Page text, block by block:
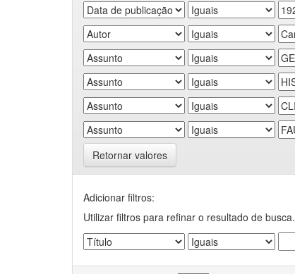
Retornar valores
Adicionar filtros:
Utilizar filtros para refinar o resultado de busca.